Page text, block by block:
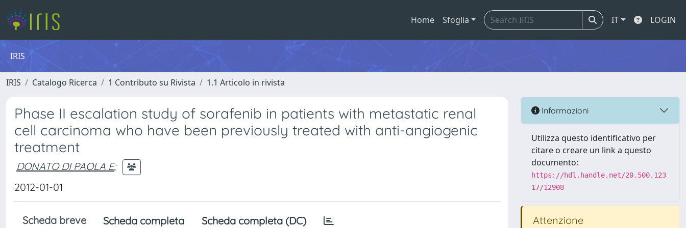
Home Sfoglia IT LOGIN
IRIS
IRIS Catalogo Ricerca 1 Contributo su Rivista 1.1 Articolo in rivista
Phase II escalation study of sorafenib in patients with metastatic renal
cell carcinoma who have been previously treated with anti-angiogenic
treatment
DONATO DI PAOLA E;
2012-01-01
Scheda breve Scheda completa Scheda completa (DC)
Informazioni
Utilizza questo identificativo per
citare o creare un link a questo
documento:
https://hdl.handle.net/20.500.123
17/12908
Attenzione